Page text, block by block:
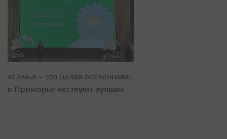
«Семья – это целая вселенная»:
в Приморье чествуют лучших